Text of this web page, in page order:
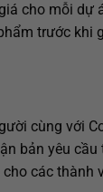
cho mỗi dự
trước khi
cùng với
bản yêu
các thành